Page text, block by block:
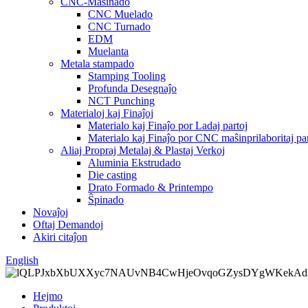
CNC Muelado
CNC Turnado
EDM
Muelanta
Metala stampado
Stamping Tooling
Profunda Desegnaĵo
NCT Punching
Materialoj kaj Finaĵoj
Materialo kaj Finaĵo por Ladaj partoj
Materialo kaj Finaĵo por CNC maŝinprilaboritaj
Aliaj Propraj Metalaj & Plastaj Verkoj
Aluminia Ekstrudado
Die casting
Drato Formado & Printempo
Ŝpinado
Novaĵoj
Oftaj Demandoj
Akiri citaĵon
English
Hejmo